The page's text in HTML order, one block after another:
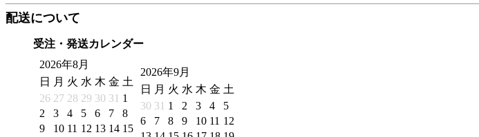
配送について
受注・発送カレンダー
2026年8月
日
月 火 水 木 金 土
26 27 28 29 30 31 1
2
3 4 5 6 7
8
9
10 11 12 13 14 15
2026年9月
日
月 火 水 木 金 土
30 31 1 2 3 4
5
6
7 8 9 10 11 12